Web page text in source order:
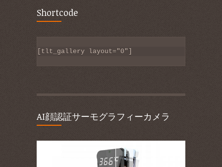
Shortcode
[tlt_gallery layout="0"]
AI顔認証サーモグラフィーカメラ